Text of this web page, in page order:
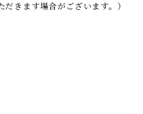
きます場合がございます。）